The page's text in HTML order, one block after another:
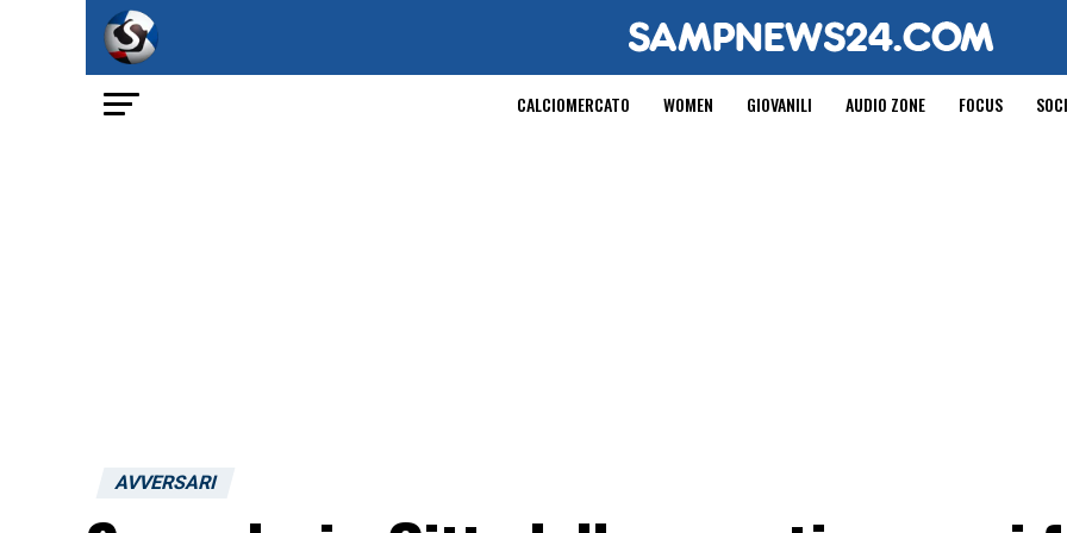
CALCIOMERCATO WOMEN GIOVANILI AUDIO ZONE FOCUS
AVVERSARI